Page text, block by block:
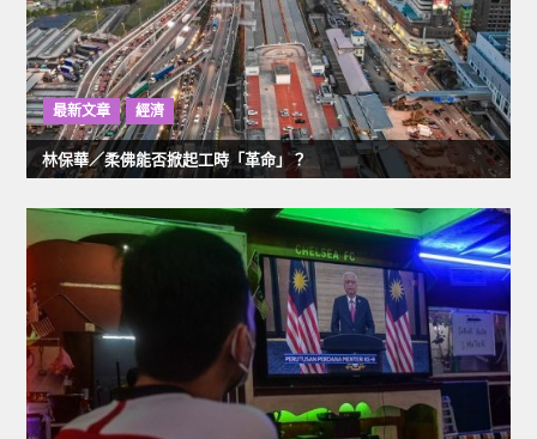
最新文章 經濟
林保華／柔佛能否掀起工時「革命」？